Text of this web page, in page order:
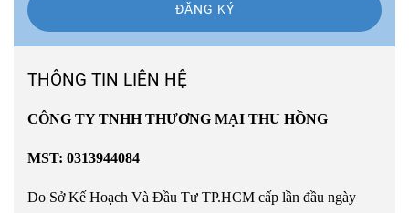
ĐĂNG KÝ
THÔNG TIN LIÊN HỆ
CÔNG TY TNHH THƯƠNG MẠI THU HỒNG
MST: 0313944084
Do Sở Kế Hoạch Và Đầu Tư TP.HCM cấp lần đầu ngày